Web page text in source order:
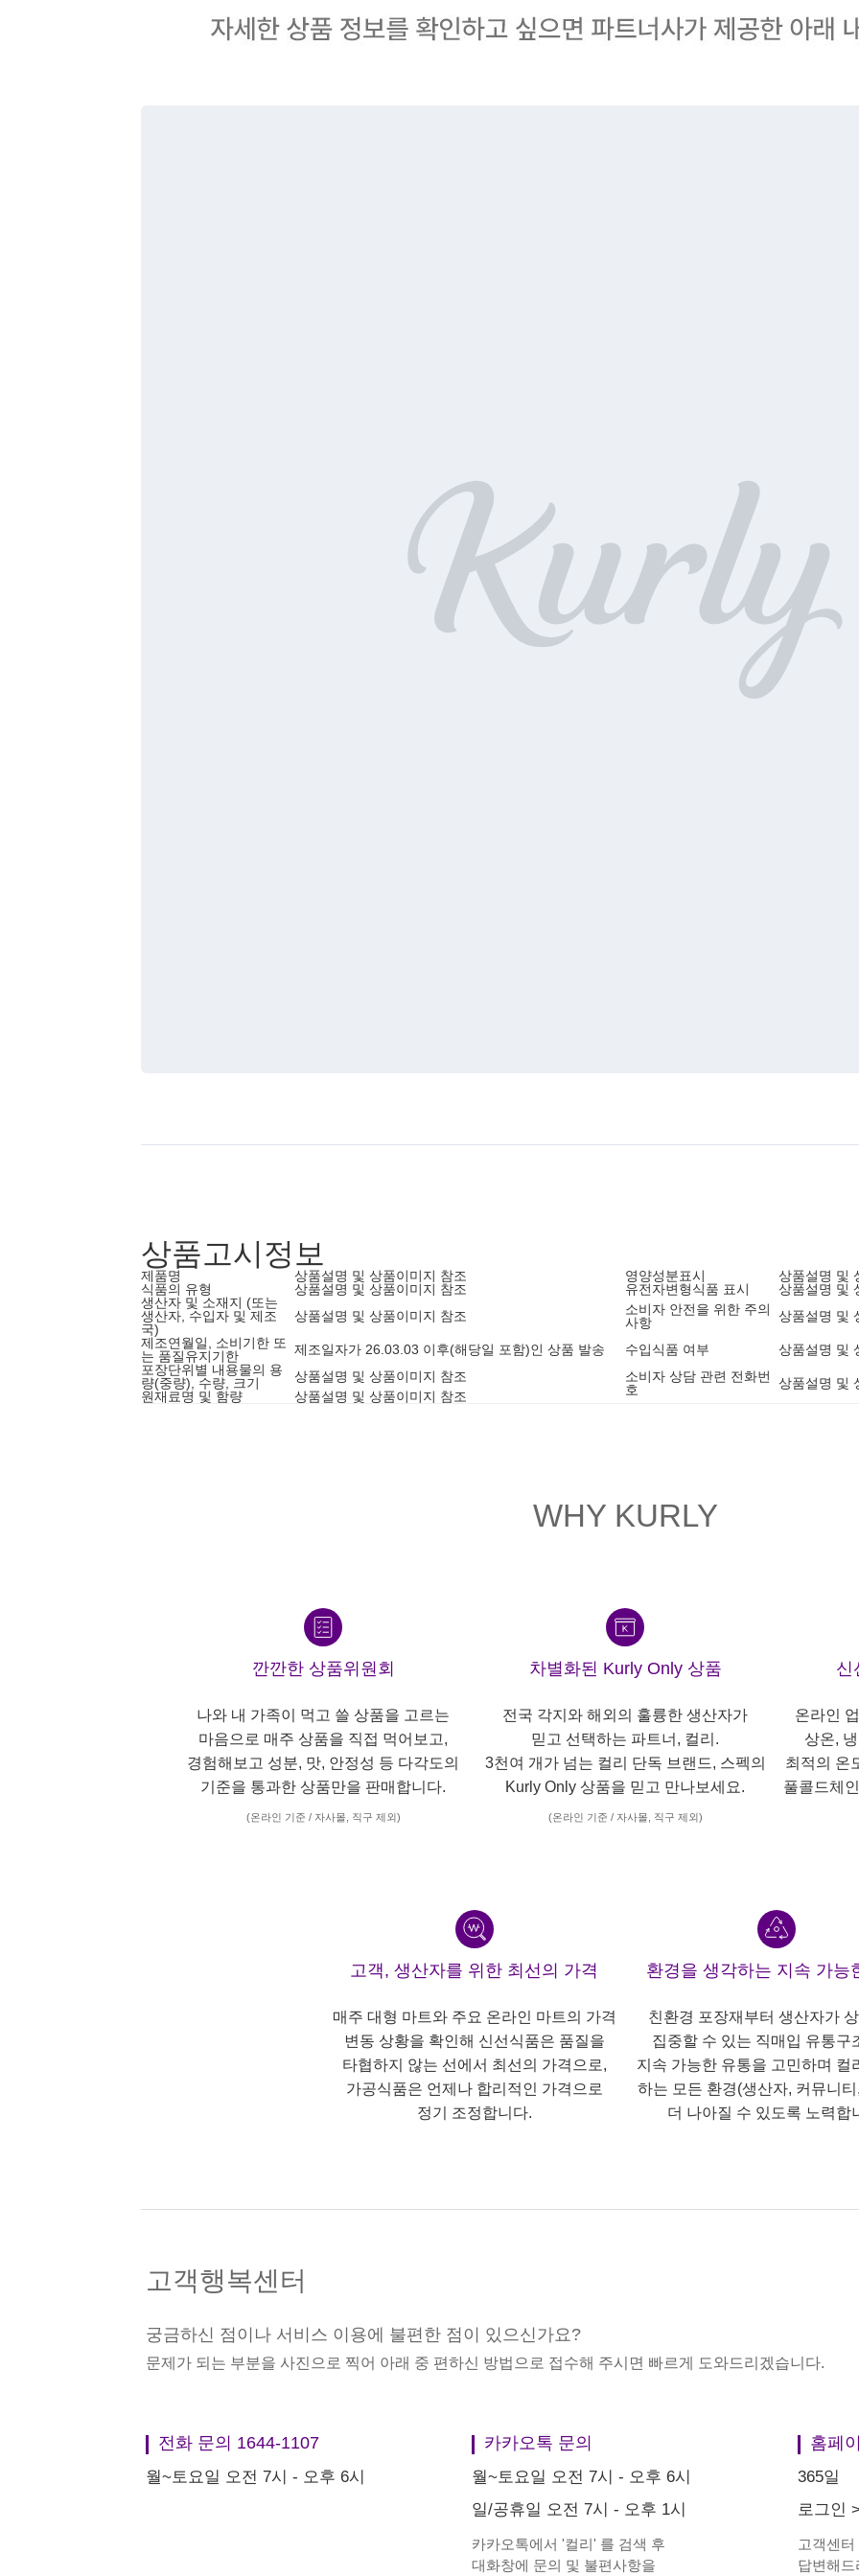
상품고시정보
제품명 상품설명 및 상품이미지 참조 영양성분표시
상품설명 및
식품의 유형
상품설명 및 상품이미지 참조 유전자변형식품 표시
상품설명 및
생산자 및 소재지 (또는
생산자, 수입자 및 제조
국)
상품설명 및 상품이미지 참조
소비자 안전을 위한 주의
사항
상품설명 및
제조연월일, 소비기한 또
는 품질유지기한
제조일자가 26.03.03 이후(해당일 포함)인 상품 발송 수입식품 여부
상품설명 및
포장단위별 내용물의 용
량(중량), 수량, 크기
상품설명 및 상품이미지 참조
소비자 상담 관련 전화번
호
상품설명 및
원재료명 및 함량
상품설명 및 상품이미지 참조
WHY KURLY
깐깐한 상품위원회
나와 내 가족이 먹고 쓸 상품을 고르는
마음으로 매주 상품을 직접 먹어보고,
경험해보고 성분, 맛, 안정성 등 다각도의
기준을 통과한 상품만을 판매합니다.
(온라인 기준 / 자사몰, 직구 제외)
차별화된 Kurly Only 상품
전국 각지와 해외의 훌륭한 생산자가
믿고 선택하는 파트너, 컬리.
3천여 개가 넘는 컬리 단독 브랜드, 스펙의
Kurly Only 상품을 믿고 만나보세요.
(온라인 기준 / 자사몰, 직구 제외)
신
온라인
상온,
최적의 온
풀콜드체
고객, 생산자를 위한 최선의 가격
매주 대형 마트와 주요 온라인 마트의 가격
변동 상황을 확인해 신선식품은 품질을
타협하지 않는 선에서 최선의 가격으로,
가공식품은 언제나 합리적인 가격으로
정기 조정합니다.
환경을 생각하는 지속 가능
친환경 포장재부터 생산자가
집중할 수 있는 직매입 유통구
지속 가능한 유통을 고민하며 컬
하는 모든 환경(생산자, 커뮤니티
더 나아질 수 있도록 노력합
고객행복센터
궁금하신 점이나 서비스 이용에 불편한 점이 있으신가요?
문제가 되는 부분을 사진으로 찍어 아래 중 편하신 방법으로 접수해 주시면 빠르게 도와드리겠습니다.
전화 문의 1644-1107
월~토요일 오전 7시 - 오후 6시
카카오톡 문의
월~토요일 오전 7시 - 오후 6시
일/공휴일 오전 7시 - 오후 1시
카카오톡에서 '컬리' 를 검색 후
대화창에 문의 및 불편사항을
홈페
365일
로그인 >
고객센
답변해드